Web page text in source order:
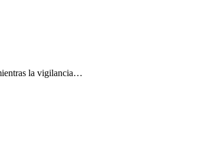
la vigilancia…